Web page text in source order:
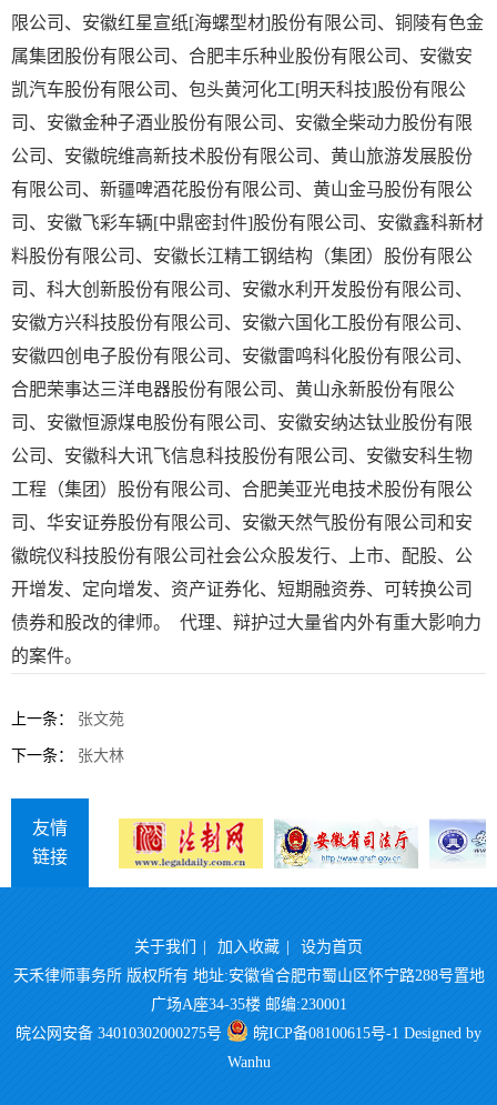
限公司、安徽红星宣纸[海螺型材]股份有限公司、铜陵有色金
属集团股份有限公司、合肥丰乐种业股份有限公司、安徽安
凯汽车股份有限公司、包头黄河化工[明天科技]股份有限公
司、安徽金种子酒业股份有限公司、安徽全柴动力股份有限
公司、安徽皖维高新技术股份有限公司、黄山旅游发展股份
有限公司、新疆啤酒花股份有限公司、黄山金马股份有限公
司、安徽飞彩车辆[中鼎密封件]股份有限公司、安徽鑫科新材
料股份有限公司、安徽长江精工钢结构（集团）股份有限公
司、科大创新股份有限公司、安徽水利开发股份有限公司、
安徽方兴科技股份有限公司、安徽六国化工股份有限公司、
安徽四创电子股份有限公司、安徽雷鸣科化股份有限公司、
合肥荣事达三洋电器股份有限公司、黄山永新股份有限公
司、安徽恒源煤电股份有限公司、安徽安纳达钛业股份有限
公司、安徽科大讯飞信息科技股份有限公司、安徽安科生物
工程（集团）股份有限公司、合肥美亚光电技术股份有限公
司、华安证券股份有限公司、安徽天然气股份有限公司和安
徽皖仪科技股份有限公司社会公众股发行、上市、配股、公
开增发、定向增发、资产证券化、短期融资券、可转换公司
债券和股改的律师。 代理、辩护过大量省内外有重大影响力
的案件。
上一条： 张文苑
下一条： 张大林
友情
链接
关于我们 加入收藏
设为首页
天禾律师事务所 版权所有 地址:安徽省合肥市蜀山区怀宁路288号置地
广场A座34-35楼 邮编:230001
皖公网安备 34010302000275号
皖ICP备08100615号-1 Designed by
Wanhu